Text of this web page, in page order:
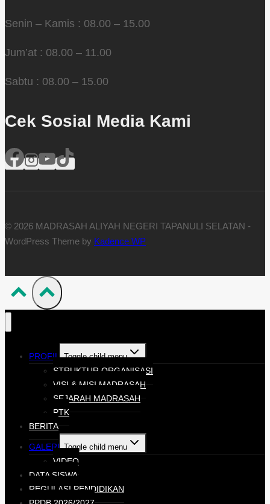
Senin – Kamis : 08.00 – 15.00
Jum’at : 08.00 – 11.00
Sabtu : 08.00 – 15.00
Cek Sosial Media Kami
© 2026 MADRASAH ALIYAH NEGERI TAPANULI SELATAN -
WordPress Theme by Kadence WP
PROFIL Toggle child menu
STRUKTUR ORGANISASI
VISI & MISI MADRASAH
SEJARAH MADRASAH
PTK
BERITA
GALERI Toggle child menu
VIDEO
DATA SISWA
REGULASI PENDIDIKAN